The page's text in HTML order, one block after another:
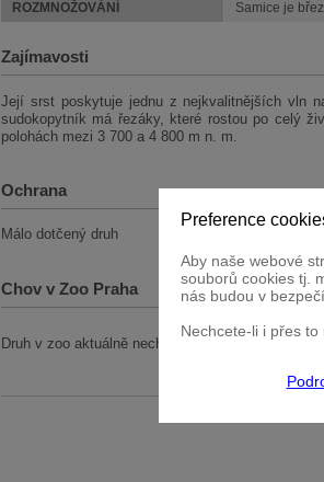
ROZMNOŽOVÁNÍ Samice je
Zajímavosti
Její srst poskytuje jednu z nejkvalitnějších vln
sudokopytník má řezáky, které rostou po celý
polohách mezi 3 700 a 4 800 m n. m.
Ochrana
Málo dotčený druh
Chov v Zoo Praha
Druh v zoo aktuálně nechováme.
Preference
Aby naše webové
souborů cookies tj.
nás budou v bezpečí.
Nechcete-li i přes